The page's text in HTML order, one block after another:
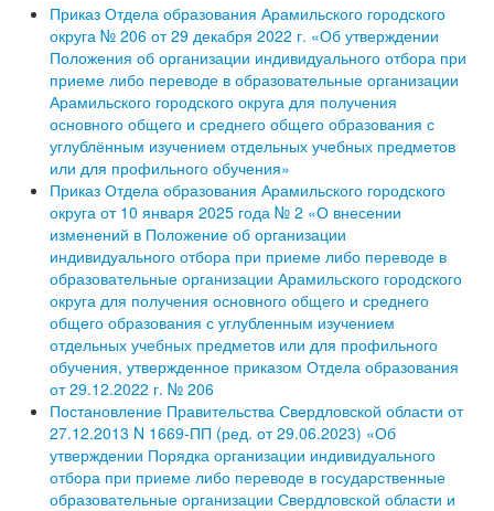
Приказ Отдела образования Арамильского городского
округа № 206 от 29 декабря 2022 г. «Об утверждении
Положения об организации индивидуального отбора при
приеме либо переводе в образовательные организации
Арамильского городского округа для получения
основного общего и среднего общего образования с
углублённым изучением отдельных учебных предметов
или для профильного обучения»
Приказ Отдела образования Арамильского городского
округа от 10 января 2025 года № 2 «О внесении
изменений в Положение об организации
индивидуального отбора при приеме либо переводе в
образовательные организации Арамильского городского
округа для получения основного общего и среднего
общего образования с углубленным изучением
отдельных учебных предметов или для профильного
обучения, утвержденное приказом Отдела образования
от 29.12.2022 г. № 206
Постановление Правительства Свердловской области от
27.12.2013 N 1669-ПП (ред. от 29.06.2023) «Об
утверждении Порядка организации индивидуального
отбора при приеме либо переводе в государственные
образовательные организации Свердловской области и